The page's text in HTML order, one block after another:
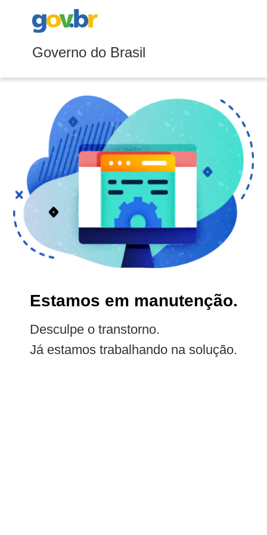
Governo do Brasil
Estamos em manutenção.
Desculpe o transtorno.
Já estamos trabalhando na solução.